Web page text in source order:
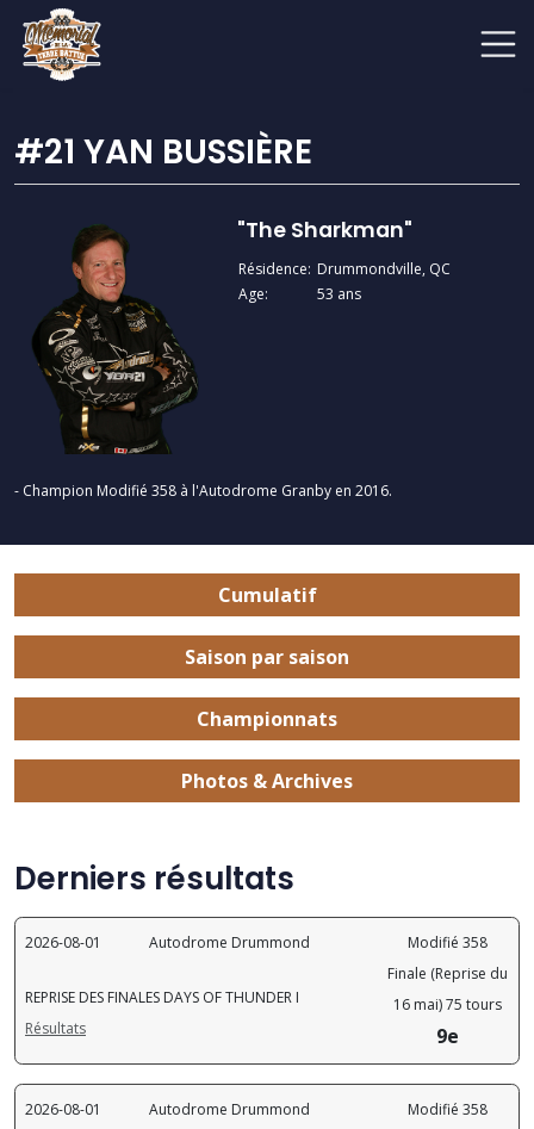
#21 YAN BUSSIÈRE
"The Sharkman"
Résidence: Drummondville, QC
Age:
53 ans
- Champion Modifié 358 à l'Autodrome Granby en 2016.
Cumulatif
Saison par saison
Championnats
Photos & Archives
Derniers résultats
2026-08-01 Autodrome Drummond
Modifié 358
Finale (Reprise du
16 mai) 75 tours
9e
REPRISE DES FINALES DAYS OF THUNDER I
Résultats
2026-08-01 Autodrome Drummond
Modifié 358